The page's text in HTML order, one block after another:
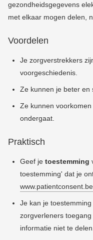
gezondheidsgegevens
met elkaar mogen delen,
Voordelen
Je zorgverstrekkers
voorgeschiedenis.
Ze kunnen je beter en
Ze kunnen
ondergaat.
Praktisch
Geef je toestemming
toestemming' dat je
www.patientconsent.be.
Je kan je
zorgverleners
informatie niet te delen.